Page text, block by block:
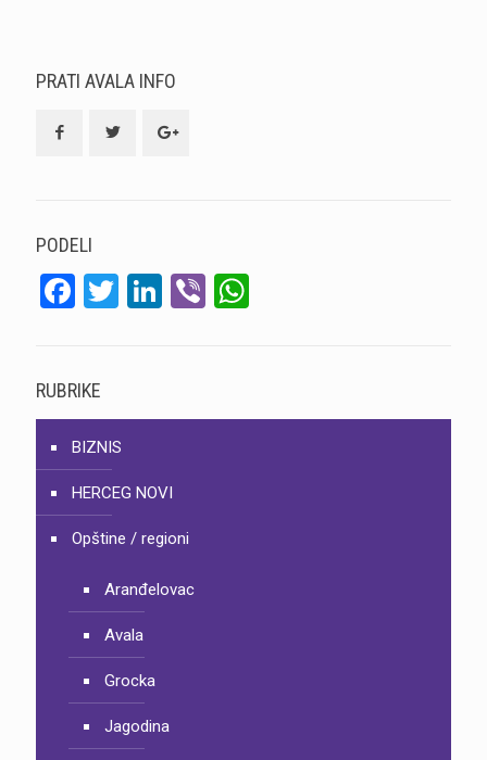
PRATI AVALA INFO
PODELI
Facebook
Twitter
LinkedIn
Viber
RUBRIKE
BIZNIS
HERCEG NOVI
Opštine / regioni
Aranđelovac
Avala
Grocka
Jagodina